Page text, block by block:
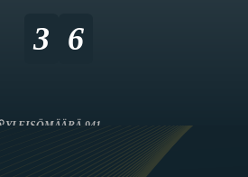
3 6
YLEISÖMÄÄRÄ 941